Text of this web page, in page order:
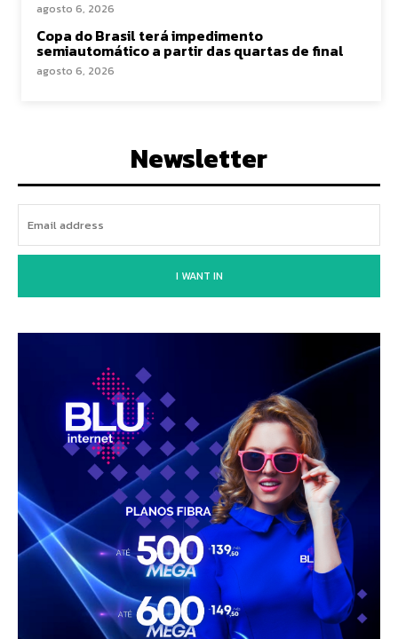
agosto 6, 2026
Copa do Brasil terá impedimento
semiautomático a partir das quartas de final
agosto 6, 2026
Newsletter
I WANT IN